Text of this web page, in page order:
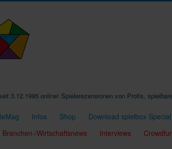
3.12.1995 online! Spielerezensionen von Profis,
Infos Shop Download spielbox
Branchen-/Wirtschaftsnews Interviews